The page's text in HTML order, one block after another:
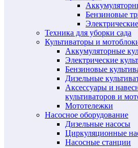
Бензиновые
Техника для уборки сада
Культиваторы и
Аккумуляторные
Электрические
Бензиновые
Дизельные
Аксессуары и
культиваторов и
Мототележки
Насосное оборудование
Дизельные насосы
Циркуляционные
Насосные станции